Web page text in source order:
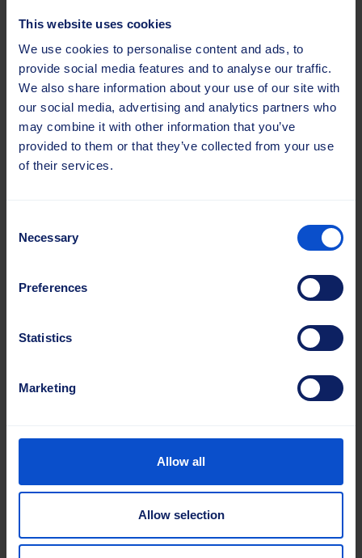
This website uses cookies
We use cookies to personalise content and ads, to
provide social media features and to analyse our traffic.
We also share information about your use of our site with
our social media, advertising and analytics partners who
may combine it with other information that you’ve
provided to them or that they’ve collected from your use
of their services.
Selection
Necessary
Preferences
Statistics
Marketing
Allow all
Allow selection